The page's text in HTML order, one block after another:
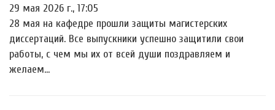
29 мая 2026 г., 17:05
28 мая на кафедре прошли защиты магистерских
диссертаций. Все выпускники успешно защитили свои
работы, с чем мы их от всей души поздравляем и
желаем…